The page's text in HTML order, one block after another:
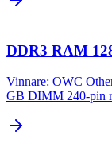
DDR3 RAM
Vinnare: OWC
GB DIMM 240-pin